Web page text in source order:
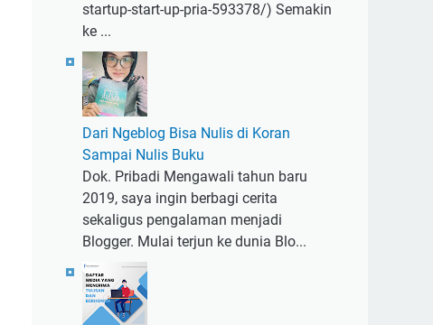
startup-start-up-pria-593378/) Semakin
ke ...
Dari Ngeblog Bisa Nulis di Koran
Sampai Nulis Buku
Dok. Pribadi Mengawali tahun baru
2019, saya ingin berbagi cerita
sekaligus pengalaman menjadi
Blogger. Mulai terjun ke dunia Blo...